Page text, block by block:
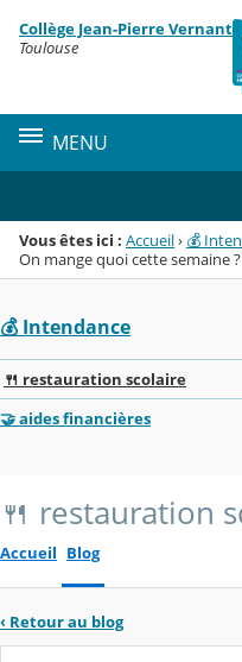
Menu de la rubrique
Contenu
Collège Jean-Pierre Vernant
Toulouse
MENU
Vous êtes ici : Accueil› 💰
On mange quoi cette semaine ?
💰 Intendance
🍴 restauration scolaire
🤝 aides financières
🍴 restauration
Accueil Blog
‹ Retour au blog